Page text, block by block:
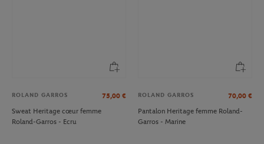
ROLAND GARROS 75,00 €
Sweat Heritage cœur femme
Roland-Garros - Ecru
ROLAND GARROS 70,00 €
Pantalon Heritage femme Roland-
Garros - Marine